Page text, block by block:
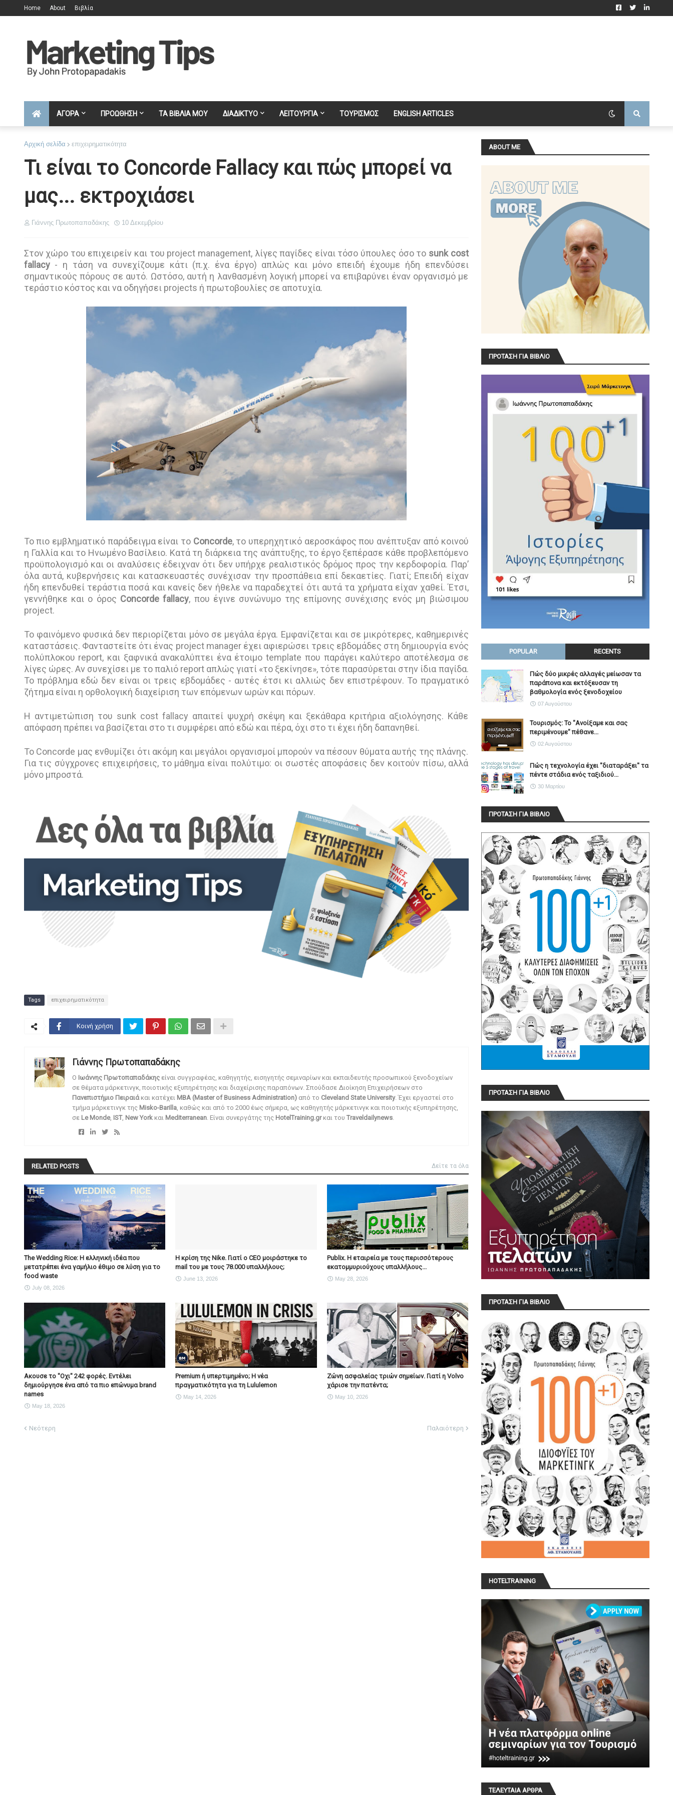
Home About Βιβλία
ΑΓΟΡΑ ΠΡΟΩΘΗΣΗ ΤΑ ΒΙΒΛΙΑ ΜΟΥ ΔΙΑΔΙΚΤΥΟ ΛΕΙΤΟΥΡΓΙΑ ΤΟΥΡΙΣΜΟΣ ENGLISH ARTICLES
Αρχική σελίδα επιχειρηματικότητα
Τι είναι το Concorde Fallacy και πώς μπορεί να
μας... εκτροχιάσει
Γιάννης Πρωτοπαπαδάκης 10 Δεκεμβρίου
Στον χώρο του επιχειρείν και του project management, λίγες παγίδες είναι τόσο ύπουλες όσο το sunk cost
fallacy- η τάση να συνεχίζουμε κάτι (π.χ. ένα έργο) απλώς και μόνο επειδή έχουμε ήδη επενδύσει
σημαντικούς πόρους σε αυτό. Ωστόσο, αυτή η λανθασμένη λογική μπορεί να επιβαρύνει έναν οργανισμό με
τεράστιο κόστος και να οδηγήσει projects ή πρωτοβουλίες σε αποτυχία.
Το πιο εμβληματικό παράδειγμα είναι το Concorde, το υπερηχητικό αεροσκάφος που ανέπτυξαν από κοινού
η Γαλλία και το Ηνωμένο Βασίλειο. Κατά τη διάρκεια της ανάπτυξης, το έργο ξεπέρασε κάθε προβλεπόμενο
προϋπολογισμό και οι αναλύσεις έδειχναν ότι δεν υπήρχε ρεαλιστικός δρόμος προς την κερδοφορία. Παρ’
όλα αυτά, κυβερνήσεις και κατασκευαστές συνέχισαν την προσπάθεια επί δεκαετίες. Γιατί; Επειδή είχαν
ήδη επενδυθεί τεράστια ποσά και κανείς δεν ήθελε να παραδεχτεί ότι αυτά τα χρήματα είχαν χαθεί. Έτσι,
γεννήθηκε και ο όρος Concorde fallacy, που έγινε συνώνυμο της επίμονης συνέχισης ενός μη βιώσιμου
project.
Το φαινόμενο φυσικά δεν περιορίζεται μόνο σε μεγάλα έργα. Εμφανίζεται και σε μικρότερες, καθημερινές
καταστάσεις. Φανταστείτε ότι ένας project manager έχει αφιερώσει τρεις εβδομάδες στη δημιουργία ενός
πολύπλοκου report, και ξαφνικά ανακαλύπτει ένα έτοιμο template που παράγει καλύτερο αποτέλεσμα σε
λίγες ώρες. Αν συνεχίσει με το παλιό report απλώς γιατί «το ξεκίνησε», τότε παρασύρεται στην ίδια παγίδα.
Το πρόβλημα εδώ δεν είναι οι τρεις εβδομάδες - αυτές έτσι κι αλλιώς δεν επιστρέφουν. Το πραγματικό
ζήτημα είναι η ορθολογική διαχείριση των επόμενων ωρών και πόρων.
Η αντιμετώπιση του sunk cost fallacy απαιτεί ψυχρή σκέψη και ξεκάθαρα κριτήρια αξιολόγησης. Κάθε
απόφαση πρέπει να βασίζεται στο τι συμφέρει από εδώ και πέρα, όχι στο τι έχει ήδη δαπανηθεί.
Το Concorde μας ενθυμίζει ότι ακόμη και μεγάλοι οργανισμοί μπορούν να πέσουν θύματα αυτής της πλάνης.
Για τις σύγχρονες επιχειρήσεις, το μάθημα είναι πολύτιμο: οι σωστές αποφάσεις δεν κοιτούν πίσω, αλλά
μόνο μπροστά.
Tags επιχειρηματικότητα
Κοινή χρήση
Γιάννης Πρωτοπαπαδάκης
O Ιωάννης Πρωτοπαπαδάκης είναι συγγραφέας, καθηγητής, εισηγητής σεμιναρίων και εκπαιδευτής προσωπικού ξενοδοχείων
σε θέματα μάρκετινγκ, ποιοτικής εξυπηρέτησης και διαχείρισης παραπόνων. Σπούδασε Διοίκηση Επιχειρήσεων στο
Πανεπιστήμιο Πειραιάκαι κατέχει MBA (Master of Business Administration)από το Cleveland State University. Έχει εργαστεί στο
τμήμα μάρκετινγκ της Misko-Barilla, καθώς και από το 2000 έως σήμερα, ως καθηγητής μάρκετινγκ και ποιοτικής εξυπηρέτησης,
σε Le Monde, IST, New Yorkκαι Mediterranean. Είναι συνεργάτης της HotelTraining.grκαι του Traveldailynews.
RELATED POSTS Δείτε τα όλα
The Wedding Rice: Η ελληνική ιδέα που
μετατρέπει ένα γαμήλιο έθιμο σε λύση για το
food waste
July 08, 2026
Η κρίση της Nike. Γιατί ο CEO μοιράστηκε το
mail του με τους 78.000 υπαλλήλους;
June 13, 2026
Publix. Η εταιρεία με τους περισσότερους
εκατομμυριούχους υπαλλήλους...
May 28, 2026
Ακουσε το "Οχι" 242 φορές. Εντέλει
δημιούργησε ένα από τα πιο επώνυμα brand
names
May 18, 2026
Premium ή υπερτιμημένο; Η νέα
πραγματικότητα για τη Lululemon
May 14, 2026
Ζώνη ασφαλείας τριών σημείων. Γιατί η Volvo
χάρισε την πατέντα;
May 10, 2026
Νεότερη Παλαιότερη
ABOUT ME
ΠΡΟΤΑΣΗ ΓΙΑ ΒΙΒΛΙΟ
POPULAR RECENTS
Πώς δύο μικρές αλλαγές μείωσαν τα
παράπονα και εκτόξευσαν τη
βαθμολογία ενός ξενοδοχείου
07 Αυγούστου
Τουρισμός: Το "Ανοίξαμε και σας
περιμένουμε" πέθανε...
02 Αυγούστου
Πώς η τεχνολογία έχει ''διαταράξει'' τα
πέντε στάδια ενός ταξιδιού...
30 Μαρτίου
ΠΡΟΤΑΣΗ ΓΙΑ ΒΙΒΛΙΟ
ΠΡΟΤΑΣΗ ΓΙΑ ΒΙΒΛΙΟ
ΠΡΟΤΑΣΗ ΓΙΑ ΒΙΒΛΙΟ
HOTELTRAINING
ΤΕΛΕΥΤΑΙΑ ΑΡΘΡΑ